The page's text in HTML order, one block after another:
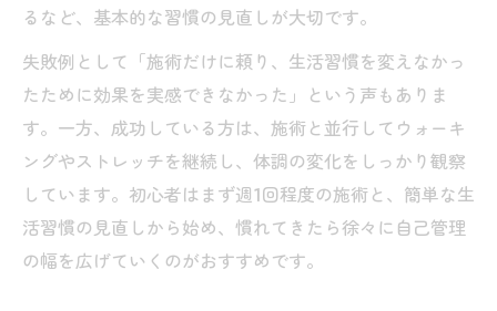
るなど、基本的な習慣の見直しが大切です。
失敗例として「施術だけに頼り、生活習慣を変えなかっ
たために効果を実感できなかった」という声もありま
す。一方、成功している方は、施術と並行してウォーキ
ングやストレッチを継続し、体調の変化をしっかり観察
しています。初心者はまず週1回程度の施術と、簡単な生
活習慣の見直しから始め、慣れてきたら徐々に自己管理
の幅を広げていくのがおすすめです。